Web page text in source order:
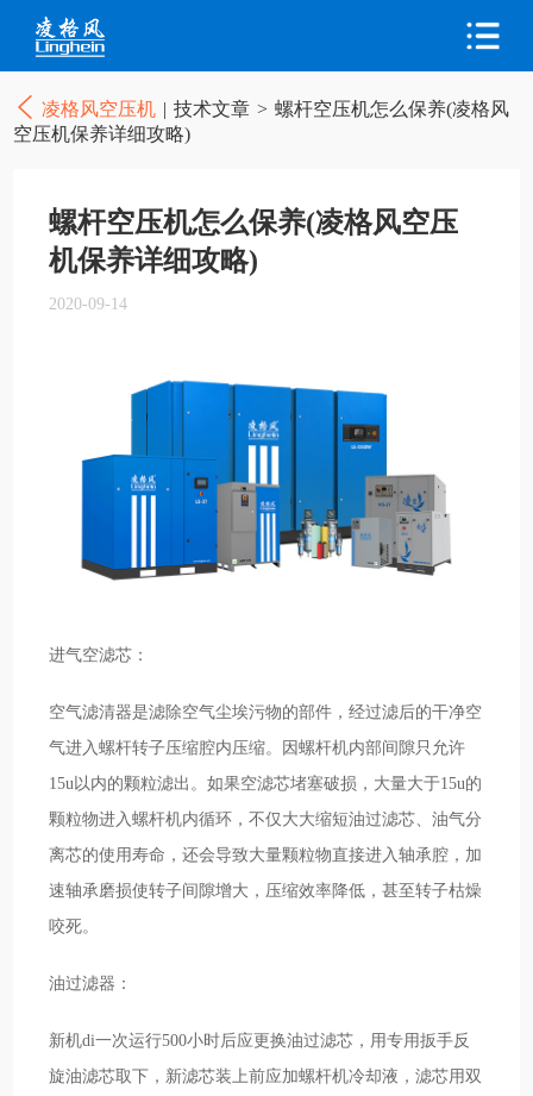
凌格风空压机 | 技术文章 > 螺杆空压机怎么保养(凌格风
空压机保养详细攻略)
螺杆空压机怎么保养(凌格风空压
机保养详细攻略)
2020-09-14
进气空滤芯：
空气滤清器是滤除空气尘埃污物的部件，经过滤后的干净空
气进入螺杆转子压缩腔内压缩。因螺杆机内部间隙只允许
15u以内的颗粒滤出。如果空滤芯堵塞破损，大量大于15u的
颗粒物进入螺杆机内循环，不仅大大缩短油过滤芯、油气分
离芯的使用寿命，还会导致大量颗粒物直接进入轴承腔，加
速轴承磨损使转子间隙增大，压缩效率降低，甚至转子枯燥
咬死。
油过滤器：
新机di一次运行500小时后应更换油过滤芯，用专用扳手反
旋油滤芯取下，新滤芯装上前应加螺杆机冷却液，滤芯用双